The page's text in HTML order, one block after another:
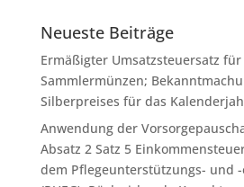
Neueste Beiträge
Ermäßigter Umsatzsteuersatz
Sammlermünzen;
Silberpreises für das
Anwendung der
Absatz 2 Satz 5
dem Pflegeunterstützungs- und